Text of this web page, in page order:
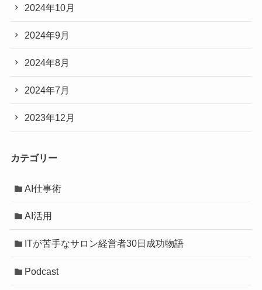
2024年10月
2024年9月
2024年8月
2024年7月
2023年12月
カテゴリー
AI仕事術
AI活用
ITが苦手なサロン経営者30日成功物語
Podcast